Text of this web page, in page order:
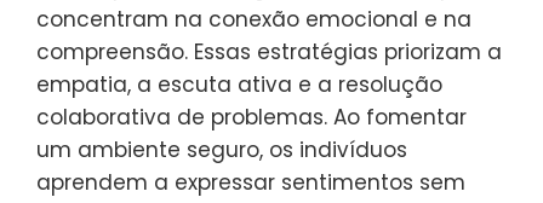
Quais estratégias únicas o